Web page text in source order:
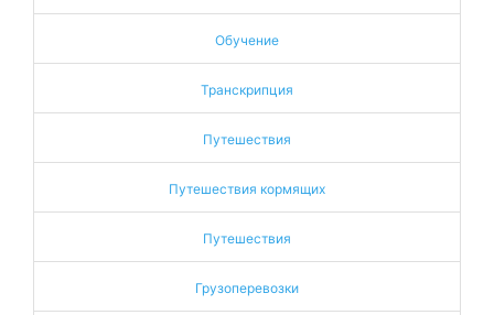
Обучение
Транскрипция
Путешествия
Путешествия кормящих
Путешествия
Грузоперевозки